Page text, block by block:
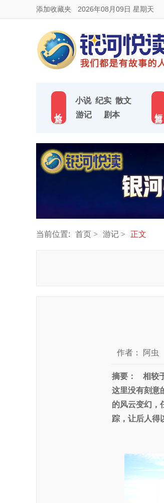
添加收藏夹 2026年08月09日 星期天
小说 纪实 散文
游记
剧本
当前位置: 首页 游记 正文
作者： 阿虫
摘要：
相较
这里没有刻意
的风云变幻，
踪，让后人得